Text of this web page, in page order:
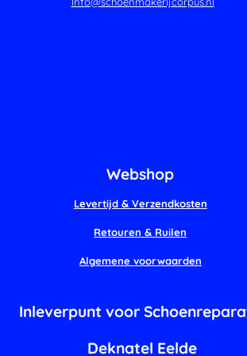
Webshop
Levertijd & Verzendkosten
Retouren & Ruilen
Algemene voorwaarden
Inleverpunt voor
Deknatel Eelde